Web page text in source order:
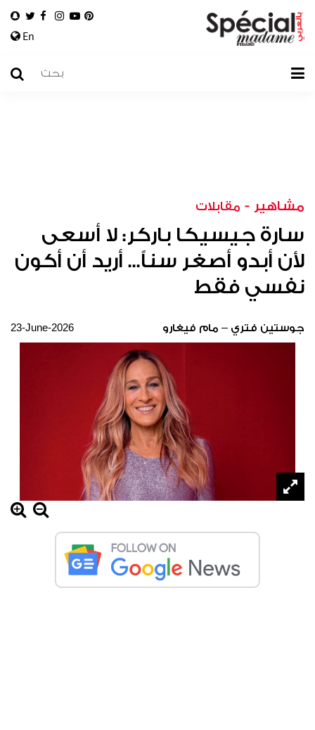
En
مشاهير - مقابلات
سارة جيسيكا باركر: لا أسعى
لأن أبدو أصغر سناً... أريد أن أكون
نفسي فقط
جوستين فتري – مام فيغارو 23-June-2026